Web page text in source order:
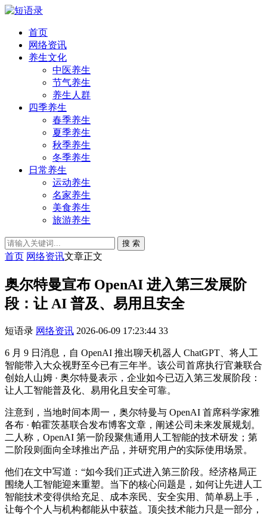
首页
网络资讯
养生文化
中医养生
节气养生
养生人群
四季养生
春季养生
夏季养生
秋季养生
冬季养生
日常养生
运动养生
名家养生
美食养生
旅游养生
搜 索
首页 网络资讯文章正文
奥尔特曼宣布 OpenAI 进入第三发展阶
段：让 AI 普及、易用且安全
短语录 网络资讯 2026-06-09 17:23:44 33
6 月 9 日消息，自 OpenAI 推出聊天机器人 ChatGPT、将人工
智能带入大众视野至今已有三年半。该公司首席执行官兼联合
创始人山姆 · 奥尔特曼表示，企业如今已迈入第三发展阶段：
让人工智能普及化、易用化且安全可靠。
注意到，当地时间本周一，奥尔特曼与 OpenAI 首席科学家雅
各布 · 帕霍茨基联合发布博客文章，阐述公司未来发展规划。
二人称，OpenAI 第一阶段聚焦通用人工智能的技术研发；第
二阶段则面向全球推出产品，并研究用户的实际使用场景。
他们在文中写道：“如今我们正式进入第三阶段。经济格局正
围绕人工智能迎来重塑。当下的核心问题是，如何让先进人工
智能技术变得供给充足、成本亲民、安全实用、简单易上手，
让每个个人与机构都能从中获益。顶尖技术能力只是一部分，